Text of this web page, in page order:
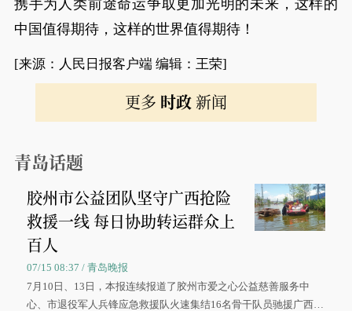
携手为人类前途命运争取更加光明的未来，这样的
中国值得期待，这样的世界值得期待！
[来源：人民日报客户端 编辑：王荣]
更多 时政新闻
青岛话题
胶州市公益团队坚守广西抢险
救援一线 每日协助转运群众上
百人
07/15 08:37 / 青岛晚报
7月10日、13日，本报连续报道了胶州市爱之心公益慈善服务中
心、市退役军人兵锋应急救援队火速集结16名骨干队员驰援广西灾